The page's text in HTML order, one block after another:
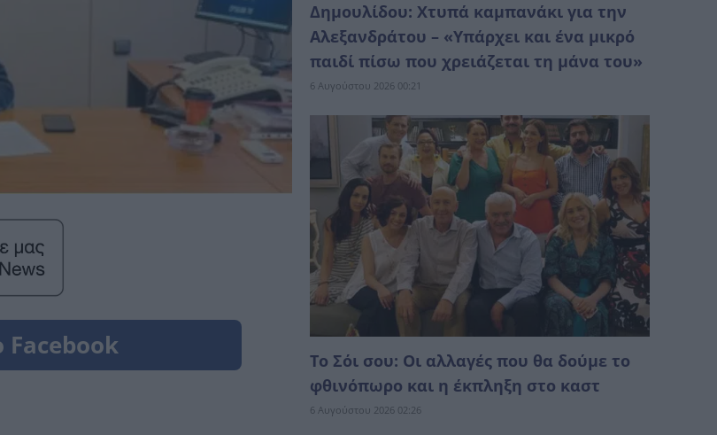
Δημουλίδου: Χτυπά καμπανάκι για την
Αλεξανδράτου – «Υπάρχει και ένα μικρό
παιδί πίσω που χρειάζεται τη μάνα του»
6 Αυγούστου 2026 00:21
Το Σόι σου: Οι αλλαγές που θα δούμε το
φθινόπωρο και η έκπληξη στο καστ
6 Αυγούστου 2026 02:26